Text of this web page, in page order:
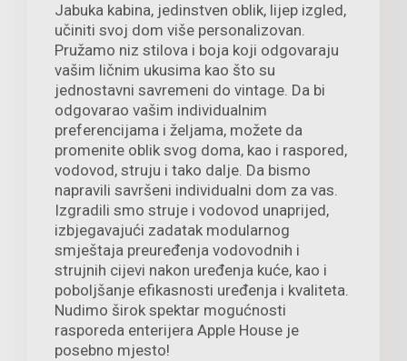
Jabuka kabina, jedinstven oblik, lijep izgled,
učiniti svoj dom više personalizovan.
Pružamo niz stilova i boja koji odgovaraju
vašim ličnim ukusima kao što su
jednostavni savremeni do vintage. Da bi
odgovarao vašim individualnim
preferencijama i željama, možete da
promenite oblik svog doma, kao i raspored,
vodovod, struju i tako dalje. Da bismo
napravili savršeni individualni dom za vas.
Izgradili smo struje i vodovod unaprijed,
izbjegavajući zadatak modularnog
smještaja preuređenja vodovodnih i
strujnih cijevi nakon uređenja kuće, kao i
poboljšanje efikasnosti uređenja i kvaliteta.
Nudimo širok spektar mogućnosti
rasporeda enterijera Apple House je
posebno mjesto!